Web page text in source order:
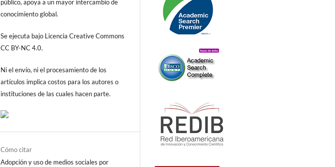
público, apoya a un mayor intercambio de
conocimiento global.
Se ejecuta bajo Licencia Creative Commons
CC BY-NC 4.0.
Ni el envío, ni el procesamiento de los
artículos implica costos para los autores o
instituciones de las cuales hacen parte.
Cómo citar
Adopción y uso de medios sociales por